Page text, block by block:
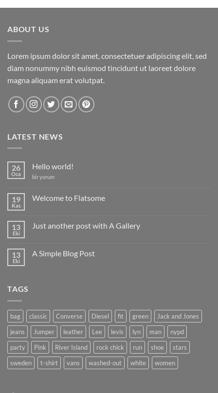
ABOUT US
Lorem ipsum dolor sit amet, consectetuer adipiscing elit, sed
diam nonummy nibh euismod tincidunt ut laoreet dolore
magna aliquam erat volutpat.
LATEST NEWS
26
Oca
Hello world!
Hello
bir yorum
19
Kas
Welcome to Flatsome
to
13
Eki
Just another post with A Gallery
another
13
Eki
A Simple Blog Post
TAGS
bag classic Converse Diesel fit green
Jack and Jones
jeans
Jumper leather Lee levis lyn man
nypd
party
Pink River Island rock chick run shoe
stars
sweden
t-shirt vans washed-out white women